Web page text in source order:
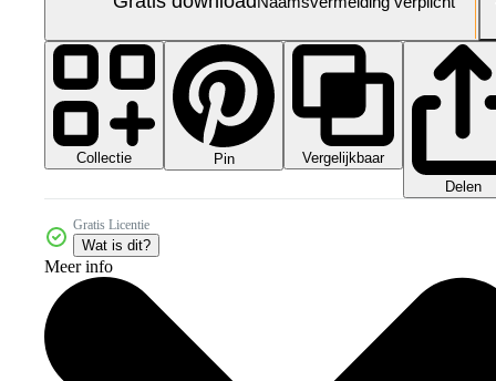
Collectie Pin
Vergelijkbaar
Delen
Gratis Licentie
Wat is dit?
Meer info